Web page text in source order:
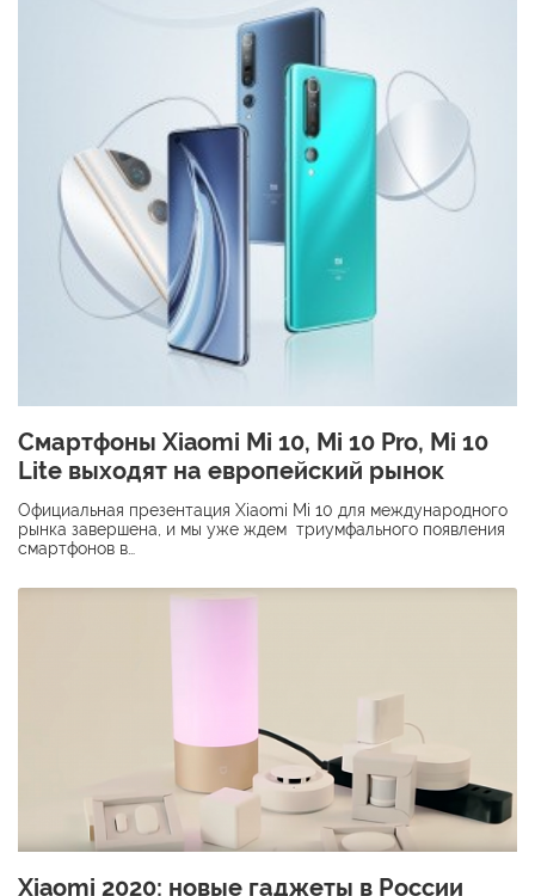
Смартфоны Xiaomi Mi 10, Mi 10 Pro, Mi 10
Lite выходят на европейский рынок
Официальная презентация Xiaomi Mi 10 для международного
рынка завершена, и мы уже ждем триумфального появления
смартфонов в…
Xiaomi 2020: новые гаджеты в России